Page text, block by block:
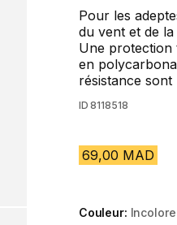
Pour les
du vent et de
Une protection
en
résistance
ID 8118518
69,00 MAD
Couleur: Incolore